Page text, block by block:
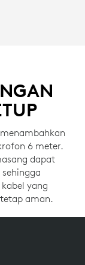
6 meter.
dapat
yang
aman.